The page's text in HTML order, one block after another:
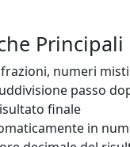
Principali
numeri
passo
finale
in